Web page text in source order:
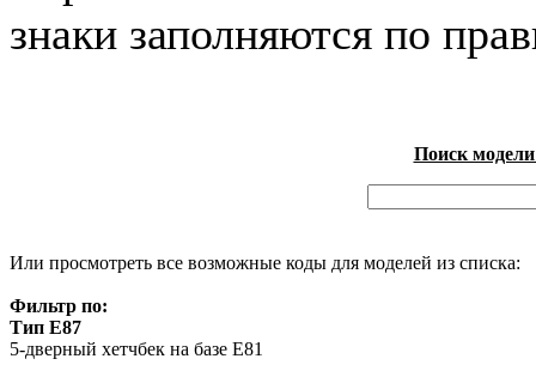
знаки заполняются по
Поиск
Или просмотреть все возможные коды для моделей из списка:
Фильтр по:
Тип E87
5-дверный хетчбек на базе E81